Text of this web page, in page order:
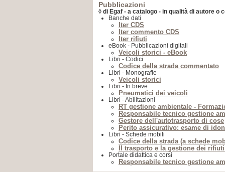
Pubblicazioni
◊ di Egaf - a catalogo - in qualità di autore o
Banche dati
Iter CDS
Iter commento CDS
Iter rifiuti
eBook - Pubblicazioni digitali
Veicoli storici - eBook
Libri - Codici
Codice della strada commentato
Libri - Monografie
Veicoli storici
Libri - In breve
Pneumatici dei veicoli
Libri - Abilitazioni
RT gestione ambientale -
Responsabile tecnico gestione
Gestore dell'autotrasporto di cose
Perito assicurativo: esame di
Libri - Schede mobili
Codice della strada (a schede
Il trasporto e la gestione dei
Portale didattica e corsi
Responsabile tecnico gestione